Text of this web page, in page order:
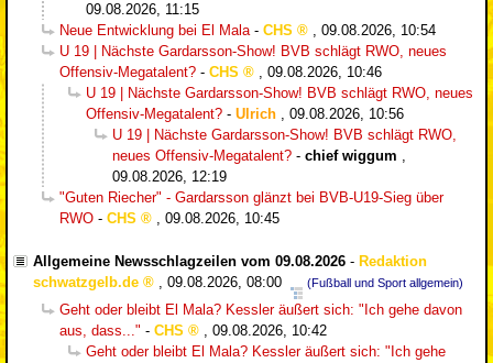
09.08.2026, 11:15
Neue Entwicklung bei El Mala- CHS , 09.08.2026, 10:54
U 19 | Nächste Gardarsson-Show! BVB schlägt RWO, neues
Offensiv-Megatalent? - CHS , 09.08.2026, 10:46
U 19 | Nächste Gardarsson-Show! BVB schlägt RWO, neues
Offensiv-Megatalent? - Ulrich , 09.08.2026, 10:56
U 19 | Nächste Gardarsson-Show! BVB schlägt RWO,
neues Offensiv-Megatalent? - chief wiggum ,
09.08.2026, 12:19
"Guten Riecher" - Gardarsson glänzt bei BVB-U19-Sieg über
RWO - CHS , 09.08.2026, 10:45
Allgemeine Newsschlagzeilen vom 09.08.2026 - Redaktion
schwatzgelb.de
, 09.08.2026, 08:00 (Fußball und Sport allgemein)
Geht oder bleibt El Mala? Kessler äußert sich: "Ich gehe davon
aus, dass..." - CHS , 09.08.2026, 10:42
Geht oder bleibt El Mala? Kessler äußert sich: "Ich gehe